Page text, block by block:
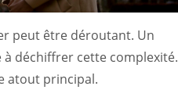
peut être déroutant. Un
déchiffrer cette complexité.
atout principal.